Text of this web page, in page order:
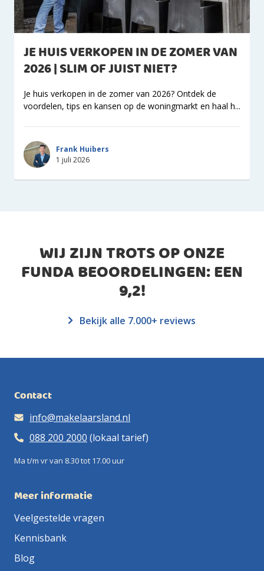
JE HUIS VERKOPEN IN DE ZOMER VAN
2026 | SLIM OF JUIST NIET?
Je huis verkopen in de zomer van 2026? Ontdek de
voordelen, tips en kansen op de woningmarkt en haal h...
Frank Huibers
1 juli 2026
WIJ ZIJN TROTS OP ONZE
FUNDA BEOORDELINGEN: EEN
9,2!
Bekijk alle 7.000+ reviews
Contact
info@makelaarsland.nl
088 200 2000 (lokaal tarief)
Ma t/m vr van 8.30 tot 17.00 uur
Meer informatie
Veelgestelde vragen
Kennisbank
Blog